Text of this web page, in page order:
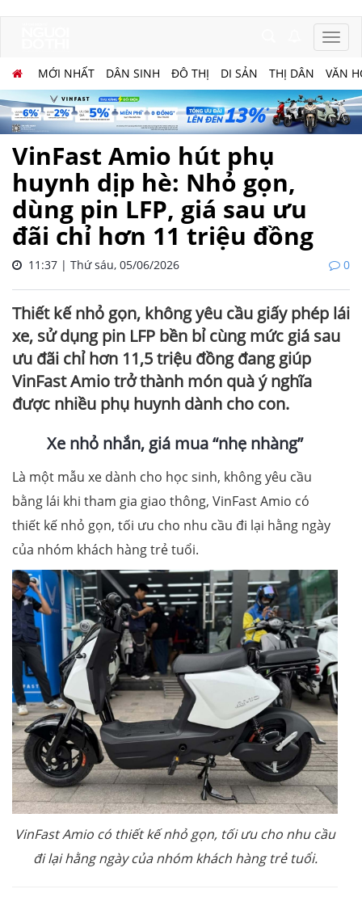
MỚI NHẤT DÂN SINH ĐÔ THỊ DI SẢN THỊ DÂN VĂN
VinFast Amio hút phụ
huynh dịp hè: Nhỏ gọn,
dùng pin LFP, giá sau ưu
đãi chỉ hơn 11 triệu đồng
11:37 | Thứ sáu, 05/06/2026 0
Thiết kế nhỏ gọn, không yêu cầu giấy phép lái
xe, sử dụng pin LFP bền bỉ cùng mức giá sau
ưu đãi chỉ hơn 11,5 triệu đồng đang giúp
VinFast Amio trở thành món quà ý nghĩa
được nhiều phụ huynh dành cho con.
Xe nhỏ nhắn, giá mua “nhẹ nhàng”
Là một mẫu xe dành cho học sinh, không yêu cầu
bằng lái khi tham gia giao thông, VinFast Amio có
thiết kế nhỏ gọn, tối ưu cho nhu cầu đi lại hằng ngày
của nhóm khách hàng trẻ tuổi.
VinFast Amio có thiết kế nhỏ gọn, tối ưu cho nhu cầu
đi lại hằng ngày của nhóm khách hàng trẻ tuổi.